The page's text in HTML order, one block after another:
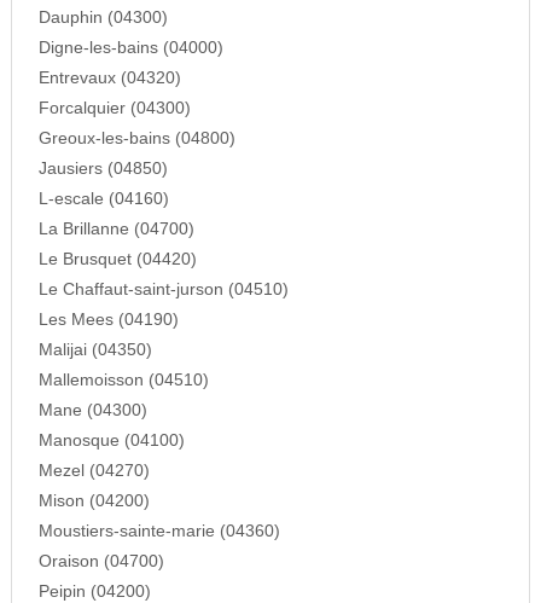
Dauphin (04300)
Digne-les-bains (04000)
Entrevaux (04320)
Forcalquier (04300)
Greoux-les-bains (04800)
Jausiers (04850)
L-escale (04160)
La Brillanne (04700)
Le Brusquet (04420)
Le Chaffaut-saint-jurson (04510)
Les Mees (04190)
Malijai (04350)
Mallemoisson (04510)
Mane (04300)
Manosque (04100)
Mezel (04270)
Mison (04200)
Moustiers-sainte-marie (04360)
Oraison (04700)
Peipin (04200)